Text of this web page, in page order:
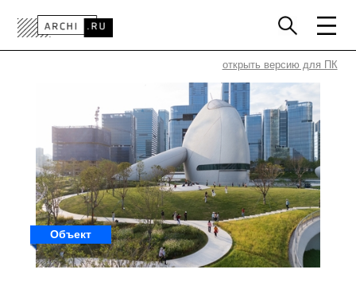
ТЕХНОЛОГИИ
АРХИТЕКТОРЫ
ПРОЕКТЫ
КОНКУРСЫ
СОБЫТИЯ
КНИГИ
ВАКАНСИИ
открыть версию для ПК
Объект